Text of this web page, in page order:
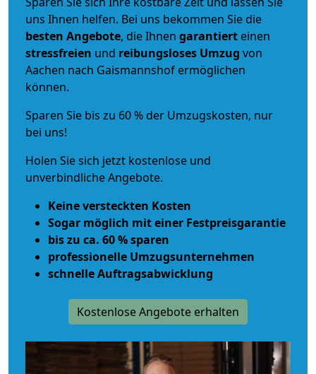
uns Ihnen helfen. Bei uns bekommen Sie die
besten Angebote, die Ihnen garantiert einen
stressfreien und reibungsloses Umzug von
Aachen nach Gaismannshof ermöglichen
können.
Sparen Sie bis zu 60 % der Umzugskosten, nur
bei uns!
Holen Sie sich jetzt kostenlose und
unverbindliche Angebote.
Keine versteckten Kosten
Sogar möglich mit einer Festpreisgarantie
bis zu ca. 60 % sparen
professionelle Umzugsunternehmen
schnelle Auftragsabwicklung
Kostenlose Angebote erhalten